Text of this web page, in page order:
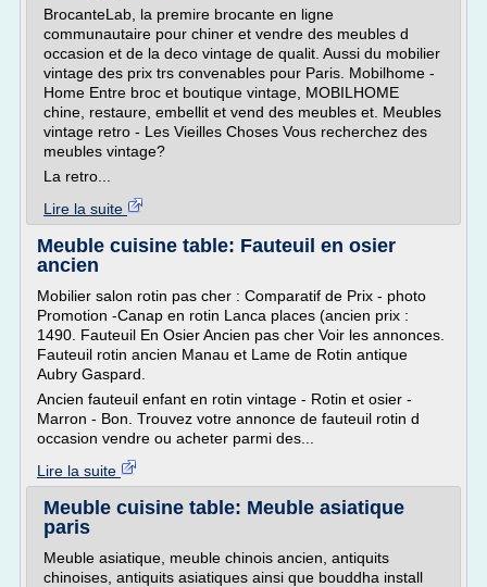
BrocanteLab, la premire brocante en ligne
communautaire pour chiner et vendre des meubles d
occasion et de la deco vintage de qualit. Aussi du mobilier
vintage des prix trs convenables pour Paris. Mobilhome -
Home Entre broc et boutique vintage, MOBILHOME
chine, restaure, embellit et vend des meubles et. Meubles
vintage retro - Les Vieilles Choses Vous recherchez des
meubles vintage?
La retro...
Lire la suite
Meuble cuisine table: Fauteuil en osier
ancien
Mobilier salon rotin pas cher : Comparatif de Prix - photo
Promotion -Canap en rotin Lanca places (ancien prix :
1490. Fauteuil En Osier Ancien pas cher Voir les annonces.
Fauteuil rotin ancien Manau et Lame de Rotin antique
Aubry Gaspard.
Ancien fauteuil enfant en rotin vintage - Rotin et osier -
Marron - Bon. Trouvez votre annonce de fauteuil rotin d
occasion vendre ou acheter parmi des...
Lire la suite
Meuble cuisine table: Meuble asiatique
paris
Meuble asiatique, meuble chinois ancien, antiquits
chinoises, antiquits asiatiques ainsi que bouddha install